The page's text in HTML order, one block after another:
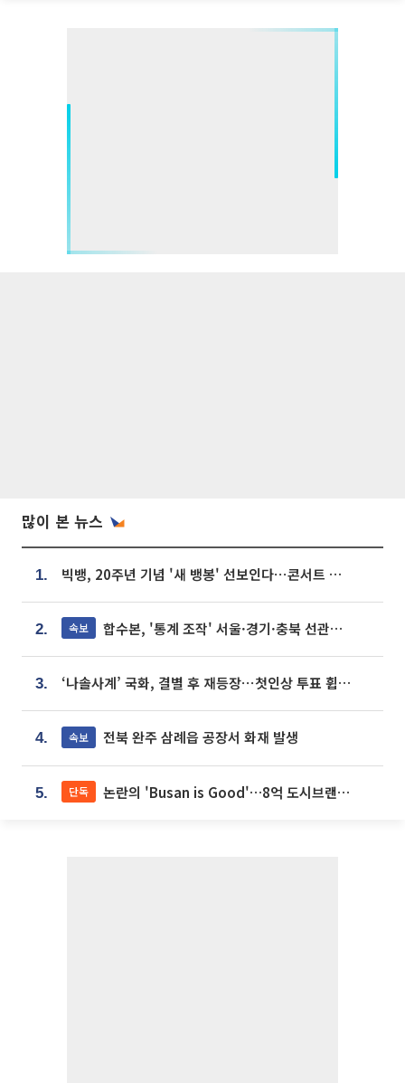
많이 본 뉴스
1. 빅뱅, 20주년 기념 '새 뱅봉' 선보인다⋯콘서트 앞두고 팝업 개최
2. 속보 합수본, '통계 조작' 서울·경기·충북 선관위 등 추가 압수수색
3. ‘나솔사계’ 국화, 결별 후 재등장⋯첫인상 투표 휩쓸고 ‘인기녀’ 등극
4. 속보 전북 완주 삼례읍 공장서 화재 발생
5. 단독 논란의 'Busan is Good'…8억 도시브랜드, 용산 대통령실 CI 업체가 수행